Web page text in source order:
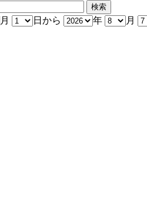
月 日から 年 月